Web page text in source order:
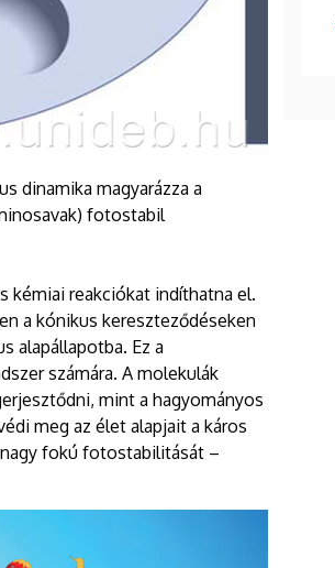
dinamika magyarázza a
fotostabil
kémiai reakciókat indíthatna el.
a kónikus kereszteződéseken
alapállapotba. Ez a
számára. A molekulák
mint a hagyományos
meg az élet alapjait a káros
fokú fotostabilitását –